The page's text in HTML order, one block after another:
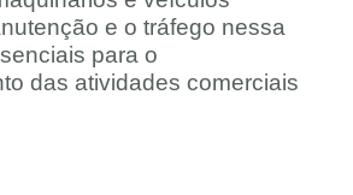
e o tráfego nessa
para o
das atividades comerciais